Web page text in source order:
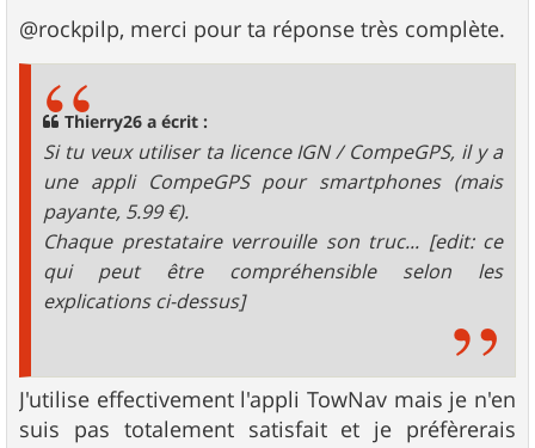
s
s
a
@rockpilp, merci pour ta réponse très complète.
Thierry26 a écrit :
Si tu veux utiliser ta licence IGN / CompeGPS, il y a
une appli CompeGPS pour smartphones (mais
payante, 5.99 €).
Chaque prestataire verrouille son truc... [edit: ce
qui peut être compréhensible selon les
explications ci-dessus]
J'utilise effectivement l'appli TowNav mais je n'en
suis pas totalement satisfait et je préfèrerais